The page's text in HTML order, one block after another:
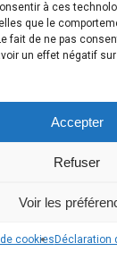
à ces
que le
fait de ne pas
un effet négatif
Accepter
Refuser
Voir les
cookies Déclaration